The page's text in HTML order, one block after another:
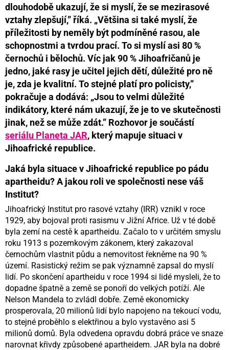
dlouhodobě ukazují, že si myslí, že se mezirasové
vztahy zlepšují,” říká. „Většina si také myslí, že
příležitosti by neměly být podmíněné rasou, ale
schopnostmi a tvrdou prací. To si myslí asi 80 %
černochů i bělochů. Víc jak 90 % Jihoafričanů je
jedno, jaké rasy je učitel jejich dětí, důležité pro ně
je, zda je kvalitní. To stejné platí pro policisty,”
pokračuje a dodává: „Jsou to velmi důležité
indikátory, které nám ukazují, že je to ve skutečnosti
jinak, než se může zdát.” Rozhovor je součástí
seriálu Planeta JAR, který mapuje situaci v
Jihoafrické republice.
Jaká byla situace v Jihoafrické republice po pádu
apartheidu? A jakou roli ve společnosti nese váš
Institut?
Jihoafrický Institut pro rasové vztahy (IRR) vznikl v roce
1929, aby bojoval proti rasismu v Jižní Africe. Už v té době
byla zemí na cestě k apartheidu. Začalo to v určitém smyslu
roku 1913 s pozemkovým zákonem, který zakazoval
černochům vlastnit půdu a nemovitost řekněme na 90 %
území. Rasistický režim se pak významně zapsal do myslí
lidí. Po skončení apartheidu v roce 1994 si lidé mysleli, že to
dopadne špatně a země se ponoří do velkých potíží. Ale
Nelson Mandela to zvládl dobře. Země ekonomicky
prosperovala, 20 milionů lidí bylo napojeno na tekoucí vodu,
to stejné proběhlo s elektřinou a bylo vystavěno asi 5
milionů domů. Byla odvedena opravdu dobrá práce ve snaze
narovnat křivdy způsobené apartheidem. JAR byla na dobré